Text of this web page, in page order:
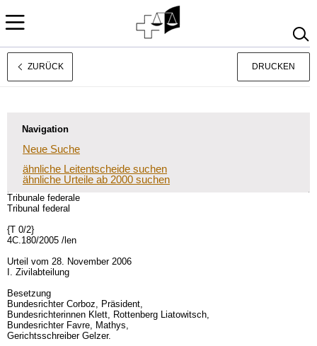
Français
ZURÜCK DRUCKEN
Navigation
Neue Suche
ähnliche Leitentscheide suchen
ähnliche Urteile ab 2000 suchen
Tribunale federale
Tribunal federal
{T 0/2}
4C.180/2005 /len
Urteil vom 28. November 2006
I. Zivilabteilung
Besetzung
Bundesrichter Corboz, Präsident,
Bundesrichterinnen Klett, Rottenberg Liatowitsch,
Bundesrichter Favre, Mathys,
Gerichtsschreiber Gelzer.